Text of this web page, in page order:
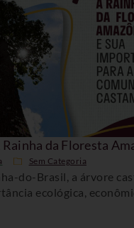
da Floresta
Sem Categoria
do-Brasil, a árvore
ecológica,